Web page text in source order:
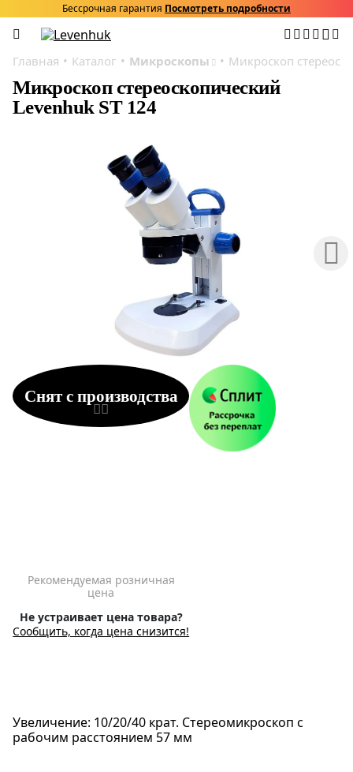
Бессрочная гарантия Посмотреть подробности
Главная Каталог Микроскопы Микроскоп
Микроскоп стереоскопический
Levenhuk ST 124
Снят с производства
Рекомендуемая розничная
цена
Не устраивает цена товара?
Сообщить, когда цена снизится!
Увеличение: 10/20/40 крат. Стереомикроскоп с
рабочим расстоянием 57 мм